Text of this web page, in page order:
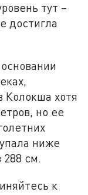
тут –
достигла
Колокша хотя
но ее
ниже
см.
к